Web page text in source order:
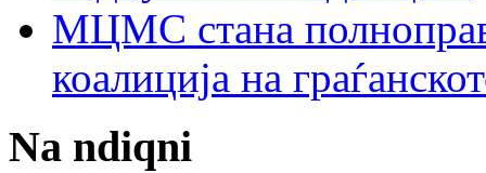
МЦМС стана
коалиција на
Na ndiqni